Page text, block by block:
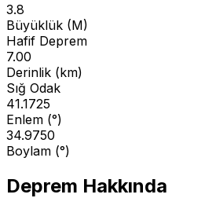
3.8
Büyüklük (M)
Hafif Deprem
7.00
Derinlik (km)
Sığ Odak
41.1725
Enlem (°)
34.9750
Boylam (°)
Deprem Hakkında